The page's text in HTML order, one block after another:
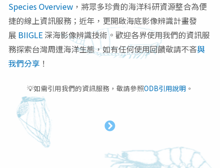
Species Overview ，將眾多珍貴的海洋科研資源整合為便
捷的線上資訊服務；近年，更開啟海底影像辨識計畫發
展 BIIGLE深海影像辨識技術。歡迎各界使用我們的資訊服
務探索台灣周遭海洋生態，如有任何使用回饋敬請不吝與
我們分享 ！
💡如需引用我們的資訊服務，敬請參照ODB引用說明 。